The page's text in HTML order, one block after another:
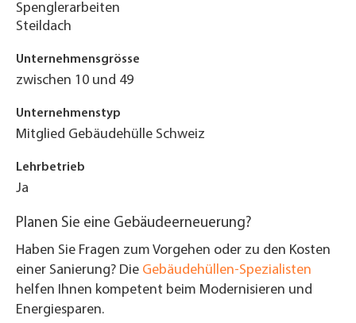
Spenglerarbeiten
Steildach
Unternehmensgrösse
zwischen 10 und 49
Unternehmenstyp
Mitglied Gebäudehülle Schweiz
Lehrbetrieb
Ja
Planen Sie eine Gebäudeerneuerung?
Haben Sie Fragen zum Vorgehen oder zu den Kosten
einer Sanierung? Die Gebäudehüllen-Spezialisten
helfen Ihnen kompetent beim Modernisieren und
Energiesparen.